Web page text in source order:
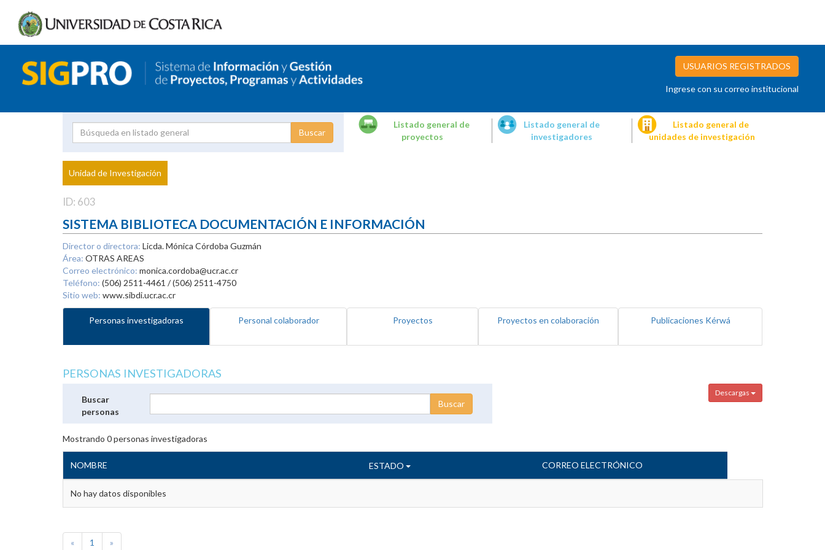
USUARIOS REGISTRADOS
Ingrese con su correo institucional
Proyecto
Investigador
Listado general de
proyectos
Listado general de
investigadores
Listado general de
unidades de investigación
Unidad de Investigación
ID: 603
SISTEMA BIBLIOTECA DOCUMENTACIÓN E INFORMACIÓN
Director o directora: Licda. Mónica Córdoba Guzmán
Área: OTRAS AREAS
Correo electrónico: monica.cordoba@ucr.ac.cr
Teléfono: (506) 2511-4461 / (506) 2511-4750
Sitio web: www.sibdi.ucr.ac.cr
Personas investigadoras Personal colaborador Proyectos Proyectos en colaboración Publicaciones Kérwá
PERSONAS INVESTIGADORAS
Descargas
Buscar
personas
Mostrando 0personas investigadoras
NOMBRE ESTADO CORREO ELECTRÓNICO
No hay datos disponibles
« 1 »